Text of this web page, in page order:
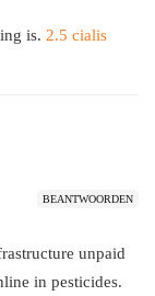
is. 2.5 cialis
BEANTWOORDEN
unpaid
in pesticides.